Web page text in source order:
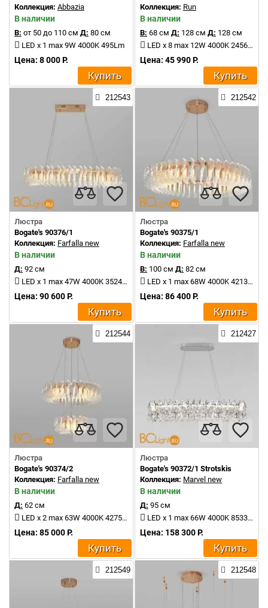
Коллекция: Abbazia
В наличии
В: от 50 до 110 см Д: 80 см
LED x 1 max 9W 4000K 495Lm
Цена: 8 000 Р.
Купить
Коллекция: Run
В наличии
В: 68 см Д: 128 см Д: 128 см
LED x 8 max 12W 4000K 2456Lm
Цена: 45 990 Р.
Купить
212543
Люстра
Bogate's 90376/1
Коллекция: Farfalla new
В наличии
Д: 92 см
LED x 1 max 47W 4000K 3524Lm
Цена: 90 600 Р.
Купить
212542
Люстра
Bogate's 90375/1
Коллекция: Farfalla new
В наличии
В: 100 см Д: 82 см
LED x 1 max 68W 4000K 4213Lm
Цена: 86 400 Р.
Купить
212544
Люстра
Bogate's 90374/2
Коллекция: Farfalla new
В наличии
Д: 62 см
LED x 2 max 63W 4000K 4275Lm
Цена: 85 000 Р.
Купить
212427
Люстра
Bogate's 90372/1 Strotskis
Коллекция: Marvel new
В наличии
Д: 95 см
LED x 1 max 66W 4000K 8533Lm
Цена: 158 300 Р.
Купить
212549 212548